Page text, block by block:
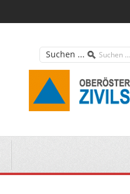
Suchen ...